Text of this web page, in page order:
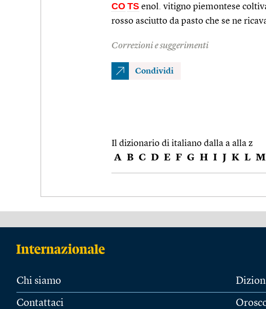
CO TS enol. vitigno piemontese
rosso asciutto da pasto che se ne
Correzioni e suggerimenti
Condividi
Il dizionario di italiano dalla a alla z
A B C D E F G H I J K L M
Chi siamo
Contattaci